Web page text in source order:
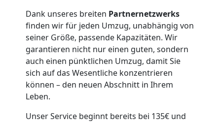
Dank unseres breiten Partnernetzwerks
finden wir für jeden Umzug, unabhängig von
seiner Größe, passende Kapazitäten. Wir
garantieren nicht nur einen guten, sondern
auch einen pünktlichen Umzug, damit Sie
sich auf das Wesentliche konzentrieren
können – den neuen Abschnitt in Ihrem
Leben.
Unser Service beginnt bereits bei 135€ und
Umzugshelfer
Wiener
Neustadt
Möbeltaxi